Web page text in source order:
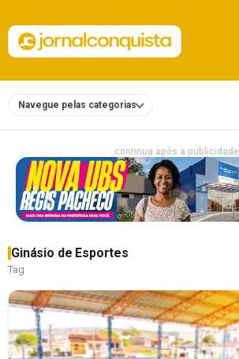
Navegue pelas categorias
continua após a publicidade
Ginásio de Esportes
Tag